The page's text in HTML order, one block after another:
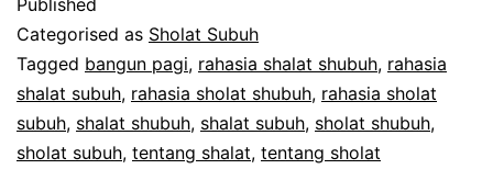
Subuh
Berjamaah
Categorised as Sholat Subuh
Tagged bangun pagi, rahasia shalat shubuh, rahasia
shalat subuh, rahasia sholat shubuh, rahasia sholat
subuh, shalat shubuh, shalat subuh, sholat shubuh,
sholat subuh, tentang shalat, tentang sholat